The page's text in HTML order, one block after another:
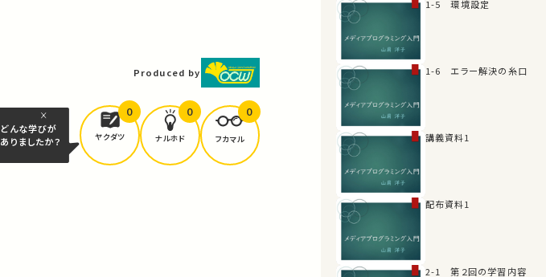
Produced by
どんな学びが
ありましたか？
ヤクダツ
0
ナルホド
0
フカマル
0
1-5 環境設定
1-6 エラー解決の糸口
講義資料1
配布資料1
2-1 第２回の学習内容